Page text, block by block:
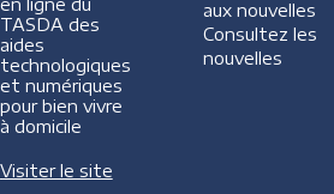
TASDA des
aides
technologiques
et numériques
pour bien vivre
à domicile
Visiter le site
aux nouvelles
Consultez les
nouvelles